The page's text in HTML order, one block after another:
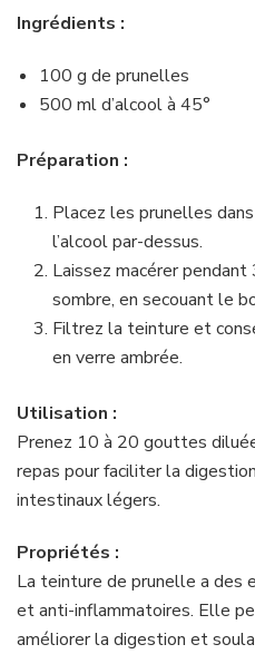
Ingrédients :
100 g de prunelles
500 ml d’alcool à 45°
Préparation :
Placez les prunelles
l’alcool par-dessus.
Laissez macérer
sombre, en secouant le
Filtrez la teinture et
en verre ambrée.
Utilisation :
Prenez 10 à 20 gouttes
repas pour faciliter la
intestinaux légers.
Propriétés :
La teinture de prunelle a des
et anti-inflammatoires. Elle
améliorer la digestion et